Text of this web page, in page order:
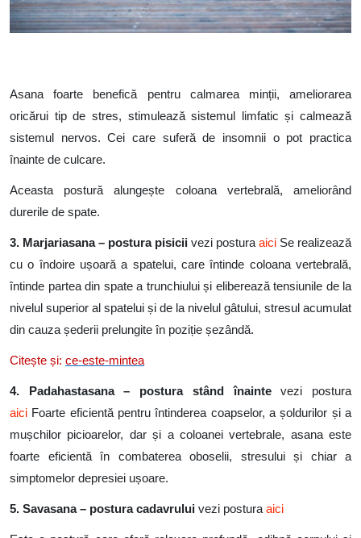
Asana foarte benefică pentru calmarea minții, ameliorarea
oricărui tip de stres, stimulează sistemul limfatic și calmează
sistemul nervos. Cei care suferă de insomnii o pot practica
înainte de culcare.
Aceasta postură alungește coloana vertebrală, ameliorând
durerile de spate.
3. Marjariasana – postura pisicii vezi postura aici Se realizează
cu o îndoire ușoară a spatelui, care întinde coloana vertebrală,
întinde partea din spate a trunchiului și eliberează tensiunile de la
nivelul superior al spatelui și de la nivelul gâtului, stresul acumulat
din cauza șederii prelungite în poziție șezândă.
Citește și: ce-este-mintea
4. Padahastasana – postura stând înaintevezi postura
aici Foarte eficientă pentru întinderea coapselor, a șoldurilor și a
mușchilor picioarelor, dar și a coloanei vertebrale, asana este
foarte eficientă în combaterea oboselii, stresului și chiar a
simptomelor depresiei ușoare.
5. Savasana – postura cadavrului vezi postura aici